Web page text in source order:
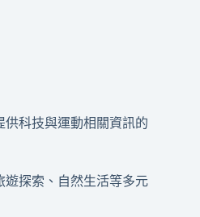
供科技與運動相關資訊的
遊探索、自然生活等多元